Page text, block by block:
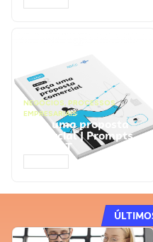
NEGÓCIOS, PROCESSOS
EMPRESARIAIS
Faça uma proposta
comercial | Prompts
ChatGPT